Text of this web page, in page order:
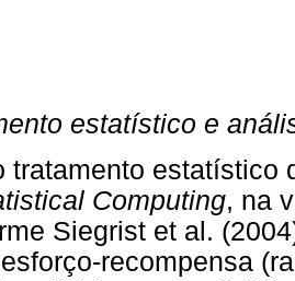
estatístico e
tratamento
Computing, na
Siegrist et al.
recompensa